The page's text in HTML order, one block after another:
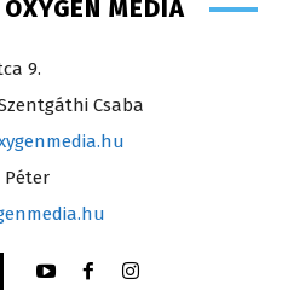
MEDIA
9.
Csaba
Péter